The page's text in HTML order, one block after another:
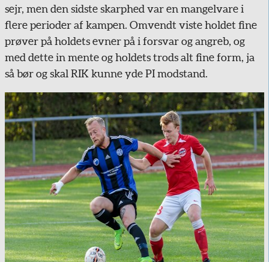
sejr, men den sidste skarphed var en mangelvare i
flere perioder af kampen. Omvendt viste holdet fine
prøver på holdets evner på i forsvar og angreb, og
med dette in mente og holdets trods alt fine form, ja
så bør og skal RIK kunne yde PI modstand.